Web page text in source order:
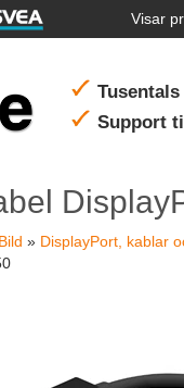
Visar
Support
Bild » DisplayPort, kablar